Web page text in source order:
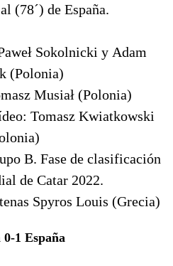
(78´) de España.
Sokolnicki y Adam
(Polonia)
Musiał (Polonia)
Tomasz Kwiatkowski
B. Fase de clasificación
de Catar 2022.
Spyros Louis (Grecia)
1 España